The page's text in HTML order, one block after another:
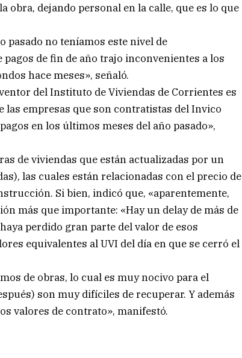
obra, dejando personal en la calle, que es lo que
pasado no teníamos este nivel de
de fin de año trajo inconvenientes a los
hace meses», señaló.
del Instituto de Viviendas de Corrientes es
las empresas que son contratistas del Invico
en los últimos meses del año pasado»,
de viviendas que están actualizadas por un
las cuales están relacionadas con el precio de
Si bien, indicó que, «aparentemente,
más que importante: «Hay un delay de más de
perdido gran parte del valor de esos
equivalentes al UVI del día en que se cerró el
de obras, lo cual es muy nocivo para el
son muy difíciles de recuperar. Y además
valores de contrato», manifestó.